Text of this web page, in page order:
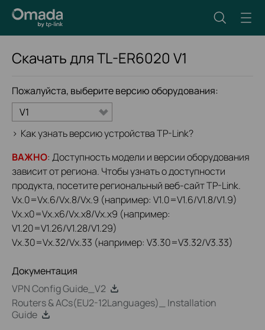
Скачать дляTL-ER6020 V1
Пожалуйста, выберите версию оборудования:
V1
> Как узнать версию устройства TP-Link?
ВАЖНО: Доступность модели и версии оборудования
зависит от региона. Чтобы узнать о доступности
продукта, посетите региональный веб-сайт TP-Link.
Vx.0=Vx.6/Vx.8/Vx.9 (например: V1.0=V1.6/V1.8/V1.9)
Vx.x0=Vx.x6/Vx.x8/Vx.x9 (например:
V1.20=V1.26/V1.28/V1.29)
Vx.30=Vx.32/Vx.33 (например: V3.30=V3.32/V3.33)
Документация
VPN Config Guide_V2
Routers & ACs(EU2-12Languages)_ Installation
Guide